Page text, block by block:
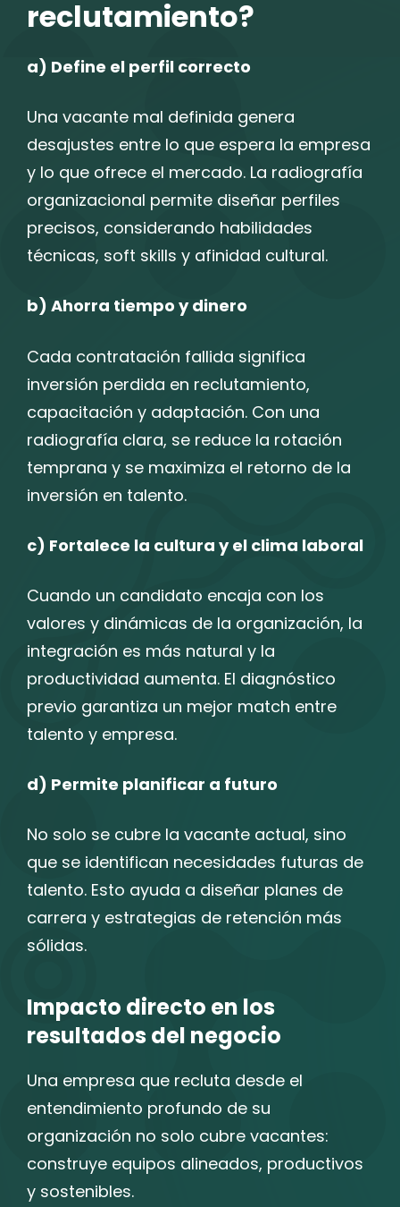
reclutamiento?
a) Define el perfil correcto
Una vacante mal definida genera
desajustes entre lo que espera la empresa
y lo que ofrece el mercado. La radiografía
organizacional permite diseñar perfiles
precisos, considerando habilidades
técnicas, soft skills y afinidad cultural.
b) Ahorra tiempo y dinero
Cada contratación fallida significa
inversión perdida en reclutamiento,
capacitación y adaptación. Con una
radiografía clara, se reduce la rotación
temprana y se maximiza el retorno de la
inversión en talento.
c) Fortalece la cultura y el clima laboral
Cuando un candidato encaja con los
valores y dinámicas de la organización, la
integración es más natural y la
productividad aumenta. El diagnóstico
previo garantiza un mejor match entre
talento y empresa.
d) Permite planificar a futuro
No solo se cubre la vacante actual, sino
que se identifican necesidades futuras de
talento. Esto ayuda a diseñar planes de
carrera y estrategias de retención más
sólidas.
Impacto directo en los
resultados del negocio
Una empresa que recluta desde el
entendimiento profundo de su
organización no solo cubre vacantes:
construye equipos alineados, productivos
y sostenibles.